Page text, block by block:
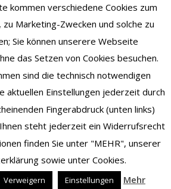
widerrufen
kommen verschiedene Cookies zum
zu Marketing-Zwecken und solche zu
Sie können unserere Webseite
das Setzen von Cookies besuchen.
sind die technisch notwendigen
aktuellen Einstellungen jederzeit durch
Fingerabdruck (unten links)
steht jederzeit ein Widerrufsrecht
finden Sie unter "MEHR", unserer
sowie unter Cookies.
Verweigern Einstellungen Mehr